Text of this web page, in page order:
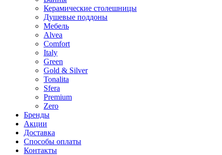
Керамические столешницы
Душевые поддоны
Мебель
Alvea
Comfort
Italy
Green
Gold & Silver
Tonalita
Sfera
Premium
Zero
Бренды
Акции
Доставка
Способы оплаты
Контакты